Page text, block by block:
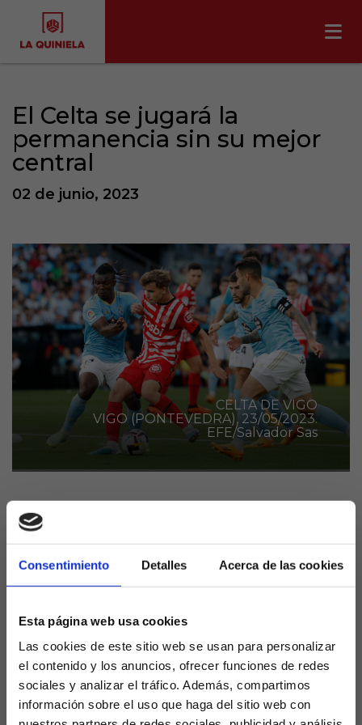
Consentimiento Detalles Acerca de las cookies
Esta página web usa cookies
Las cookies de este sitio web se usan para personalizar
el contenido y los anuncios, ofrecer funciones de redes
sociales y analizar el tráfico. Además, compartimos
información sobre el uso que haga del sitio web con
El Celta se jugará la
permanencia sin su mejor
central
02 de junio, 2023
CELTA DE VIGO
VIGO (PONTEVEDRA), 23/05/2023.
EFE/Salvador Sas
Problemas para el Celta de Vigo en la última
jornada, y es que ante la visita del Barcelona a
Balaídos, choque destacado del boleto de La
podría enviarles a Segunda.
El equipo vigués se jugará la permanencia sin varios
de sus titulares, y es que aunque Fran Beltrán o
Iago Aspas volverán al once, forzando ante la «final»
que se presenta, otros no podrán ser parte de la